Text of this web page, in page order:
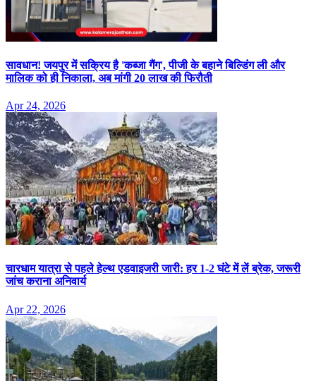
सावधान! जयपुर में सक्रिय है 'कब्जा गैंग', पीजी के बहाने बिल्डिंग ली और
मालिक को ही निकाला, अब मांगी 20 लाख की फिरौती
Apr 24, 2026
चारधाम यात्रा से पहले हेल्थ एडवाइजरी जारी: हर 1-2 घंटे में लें ब्रेक, जरूरी
जांच कराना अनिवार्य
Apr 22, 2026